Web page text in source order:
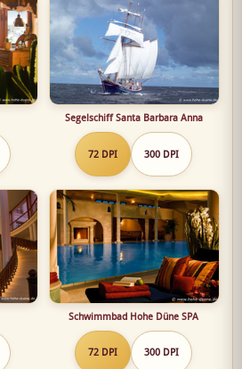
Segelschiff Santa Barbara Anna
72 DPI 300 DPI
Schwimmbad Hohe Düne SPA
72 DPI 300 DPI